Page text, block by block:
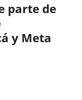
parte de
y Meta